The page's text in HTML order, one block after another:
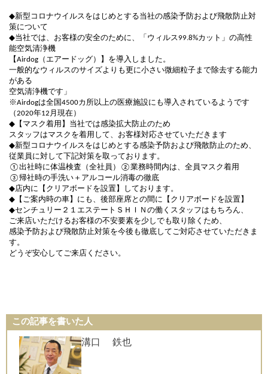
◆新型コロナウイルスをはじめとする当社の感染予防および飛散防止対
策について
◆当社では、お客様の安全のために、「ウィルス99.8%カット」の高性
能空気清浄機
【Airdog （エアードッグ）】を導入しました。
一般的なウィルスのサイズよりも更に小さい微細粒子まで除去する能力
がある
空気清浄機です」
※Airdogは全国4500カ所以上の医療施設にも導入されているようです
（2020年12 月現在）
◆ 【マスク着用】当社では感染拡大防止のため
スタッフはマスクを着用して、お客様対応させていただきます
◆新型コロナウイルスをはじめとする感染予防および飛散防止のため、
従業員に対して下記対策を取っております。
①出社時に体温検査（全社員） ②業務時間内は、全員マスク着用
③ 帰社時の手洗い＋アルコール消毒の徹底
◆店内に【クリアボードを設置】しております。
◆ 【ご案内時の車】にも、後部座席との間に【クリアボードを設置】
◆センチュリー２１エステートＳＨＩＮの働くスタッフはもちろん、
ご来店いただけるお客様の不安要素を少しでも取り除くため、
感染予防および飛散防止対策を今後も徹底してご対応させていただきま
す。
どうぞ安心してご来店ください。
この記事を書いた人
溝口 鉄也